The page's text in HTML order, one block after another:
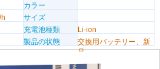
カラー
サイズ
充電池種類
Li-ion
製品の状態
交換用バッテリー、新
品